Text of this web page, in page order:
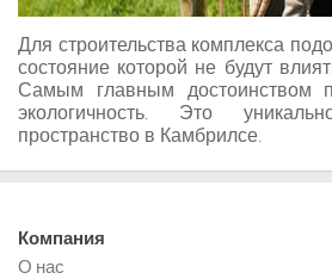
Для строительства комплекса
состояние которой не будут влият
Самым главным достоинством
экологичность. Это
пространство в Камбрилсе.
Компания
О нас